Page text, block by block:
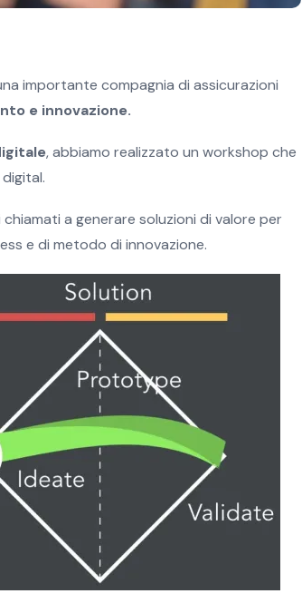
importante compagnia di assicurazioni
e innovazione.
, abbiamo realizzato un workshop che
a generare soluzioni di valore per
e di metodo di innovazione.